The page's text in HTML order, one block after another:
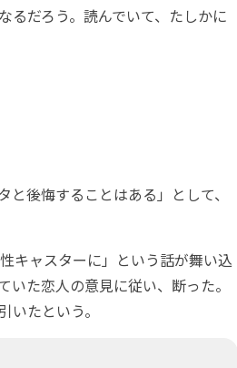
だろう。読んでいて、たしかに
後悔することはある」として、
キャスターに」という話が舞い込
た恋人の意見に従い、断った。
たという。